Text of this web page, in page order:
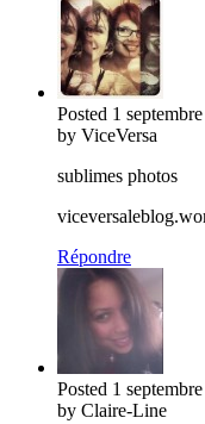
Posted 1
by ViceVersa
sublimes photos
Répondre
Posted 1
by Claire-Line